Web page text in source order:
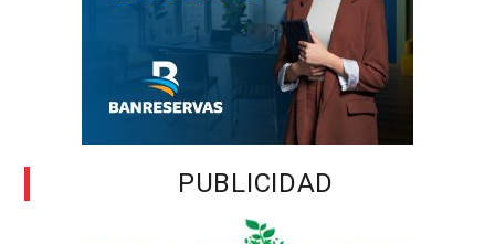
PUBLICIDAD